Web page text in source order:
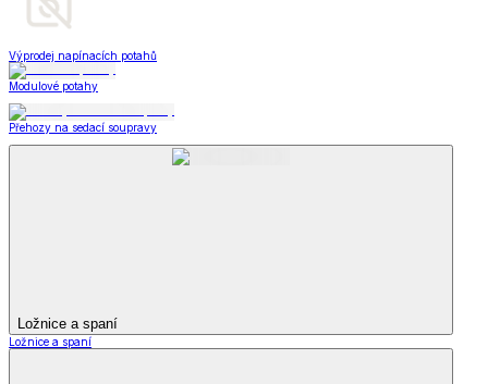
Výprodej napínacích potahů
Modulové potahy
Přehozy na sedací soupravy
Ložnice a spaní
Ložnice a spaní